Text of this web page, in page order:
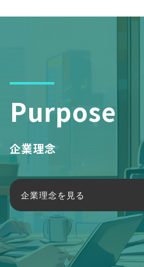
Purpose
企業理念
企業理念を見る